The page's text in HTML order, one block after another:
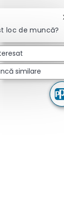
loc de muncă?
similare